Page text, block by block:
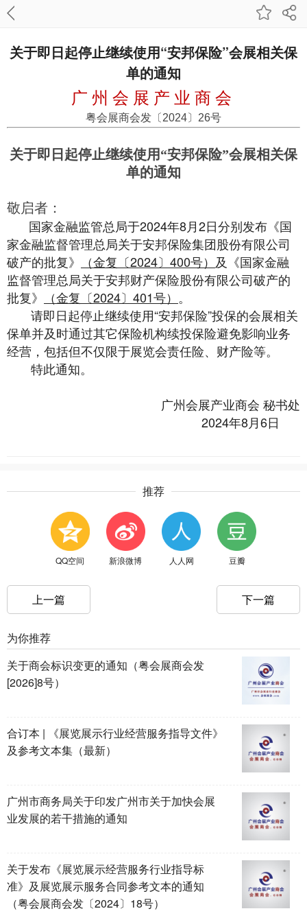
关于即日起停止继续使用“安邦保险”会展相关保
单的通知
广 州 会 展 产 业 商 会
粤会展商会发〔2024〕26号
关于即日起停止继续使用“安邦保险”会展相关保
单的通知
敬启者：
国家金融监管总局于2024年8月2日分别发布《国
家金融监督管理总局关于安邦保险集团股份有限公司
破产的批复》
（金复〔2024〕400号） 及《国家金融
监督管理总局关于安邦财产保险股份有限公司破产的
批复》
（金复〔2024〕401号） 。
请即日起停止继续使用“安邦保险”投保的会展相关
保单并及时通过其它保险机构续投保险避免影响业务
经营，包括但不仅限于展览会责任险、财产险等。
特此通知。
广州会展产业商会 秘书处
2024年8月6日
推荐
QQ空间 新浪微博 人人网 豆瓣
上一篇 下一篇
为你推荐
关于商会标识变更的通知（粤会展商会发
[2026]8号）
合订本 | 《展览展示行业经营服务指导文件》
及参考文本集（最新）
广州市商务局关于印发广州市关于加快会展
业发展的若干措施的通知
关于发布《展览展示经营服务行业指导标
准》及展览展示服务合同参考文本的通知
（粤会展商会发〔2024〕18号）